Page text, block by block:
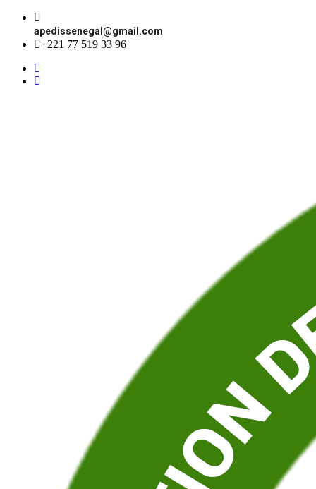
apedissenegal@gmail.com
+221 77 519 33 96